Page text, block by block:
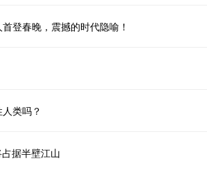
登春晚，震撼的时代隐喻！
类吗？
据半壁江山